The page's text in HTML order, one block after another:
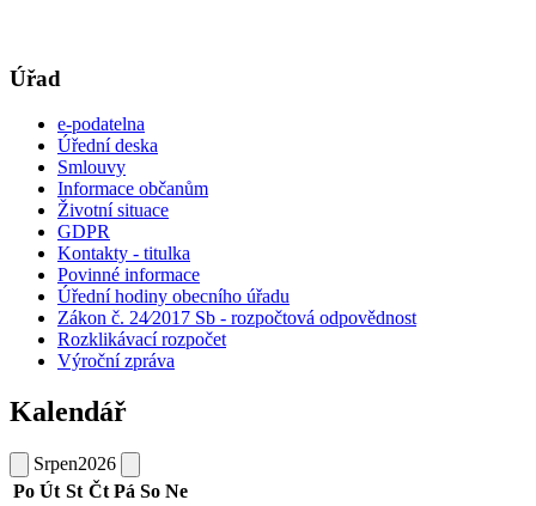
Úřad
e-podatelna
Úřední deska
Smlouvy
Informace občanům
Životní situace
GDPR
Kontakty - titulka
Povinné informace
Úřední hodiny obecního úřadu
Zákon č. 24⁄2017 Sb - rozpočtová odpovědnost
Rozklikávací rozpočet
Výroční zpráva
Kalendář
Srpen2026
Po Út St Čt Pá So Ne